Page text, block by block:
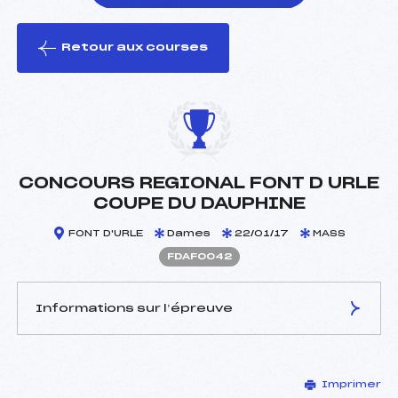
le ski
Retour aux courses
CONCOURS REGIONAL FONT D URLE
COUPE DU DAUPHINE
FONT D'URLE Dames 22/01/17 MASS
FDAF0042
Informations sur l’épreuve
CHEVALIER CHRISTOPHE
Imprimer